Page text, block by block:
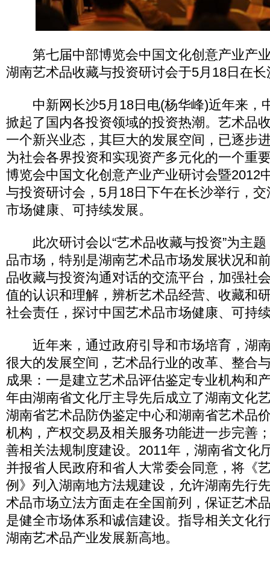
第七届中部博览会中国文化创意产业产
湖南艺术品收藏与投资研讨会于5月18日在
中新网长沙5月18日电(杨华峰)近年来，
掀起了国内各投资领域的投资热潮。艺术品
一个新兴业态，其巨大的发展空间，已逐步
为社会各界投资和实现资产多元化的一个重
博览会中国文化创意产业产业研讨会暨2012
与投资研讨会，5月18日下午在长沙举行，
市场健康、可持续发展。
此次研讨会以“艺术品收藏与投资”为主题
品市场，特别是湖南艺术品市场发展状况和
品收藏与投资沟通对话的交流平台，加强社
值的认识和理解，辨析艺术品经营、收藏和
社会责任，探讨中国艺术品市场健康、可持
近年来，通过政府引导和市场培育，湖
很大的发展空间，艺术品行业的改革、整合
成果：一是建立艺术品评估鉴定专业机构和
年由湖南省文化厅主导先后成立了湖南文化
湖南省艺术品防伪鉴定中心和湖南省艺术品
机构，产权交易及相关服务功能进一步完善
善相关法规制度建设。2011年，湖南省文化
并报省人民政府和省人大常委会同意，将《
例》列入湖南地方法规建设，允许湖南先行
术品市场立法方面走在全国前列，保证艺术
是健全市场体系和诚信建设。指导相关文化
湖南艺术品产业发展新高地。